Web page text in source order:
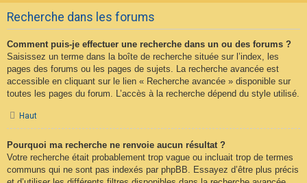
Recherche dans les forums
Comment puis-je effectuer une recherche dans un ou des forums ?
Saisissez un terme dans la boîte de recherche située sur l’index, les
pages des forums ou les pages de sujets. La recherche avancée est
accessible en cliquant sur le lien « Recherche avancée » disponible sur
toutes les pages du forum. L’accès à la recherche dépend du style utilisé.
Haut
Pourquoi ma recherche ne renvoie aucun résultat ?
Votre recherche était probablement trop vague ou incluait trop de termes
communs qui ne sont pas indexés par phpBB. Essayez d’être plus précis